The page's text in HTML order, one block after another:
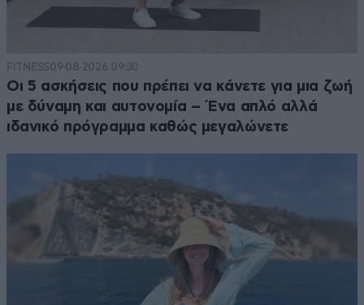
FITNESS09·08·2026 09:30
Οι 5 ασκήσεις που πρέπει να κάνετε για μια ζωή
με δύναμη και αυτονομία – Ένα απλό αλλά
ιδανικό πρόγραμμα καθώς μεγαλώνετε